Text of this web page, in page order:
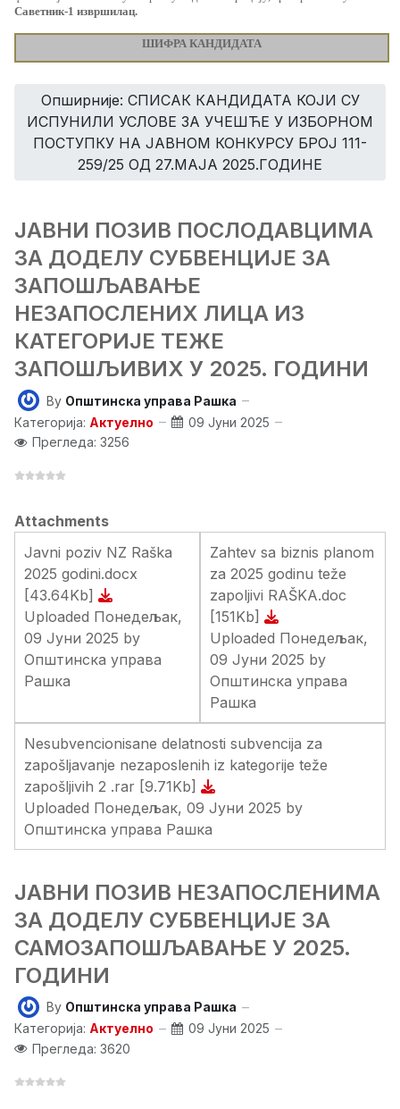
Саветник-1 извршилац.
ШИФРА КАНДИДАТА
Опширније: СПИСАК КАНДИДАТА КОЈИ СУ
ИСПУНИЛИ УСЛОВЕ ЗА УЧЕШЋЕ У ИЗБОРНОМ
ПОСТУПКУ НА ЈАВНОМ КОНКУРСУ БРОЈ 111-
259/25 ОД 27.МАЈА 2025.ГОДИНЕ
ЈАВНИ ПОЗИВ ПОСЛОДАВЦИМА
ЗА ДОДЕЛУ СУБВЕНЦИЈЕ ЗА
ЗАПОШЉАВАЊЕ
НЕЗАПОСЛЕНИХ ЛИЦА ИЗ
КАТЕГОРИЈЕ ТЕЖЕ
ЗАПОШЉИВИХ У 2025. ГОДИНИ
By Општинска управа Рашка
Категорија: Актуелно
09 Јуни 2025
Прегледа: 3256
Attachments
Javni poziv NZ Raška
2025 godini.docx
[43.64Kb]
Uploaded Понедељак,
09 Јуни 2025 by
Општинска управа
Рашка
Zahtev sa biznis planom
za 2025 godinu teže
zapoljivi RAŠKA.doc
[151Kb]
Uploaded Понедељак,
09 Јуни 2025 by
Општинска управа
Рашка
Nesubvencionisane delatnosti subvencija za
zapošljavanje nezaposlenih iz kategorije teže
zapošljivih 2 .rar [9.71Kb]
Uploaded Понедељак, 09 Јуни 2025 by
Општинска управа Рашка
ЈАВНИ ПОЗИВ НЕЗАПОСЛЕНИМА
ЗА ДОДЕЛУ СУБВЕНЦИЈЕ ЗА
САМОЗАПОШЉАВАЊЕ У 2025.
ГОДИНИ
By Општинска управа Рашка
Категорија: Актуелно
09 Јуни 2025
Прегледа: 3620